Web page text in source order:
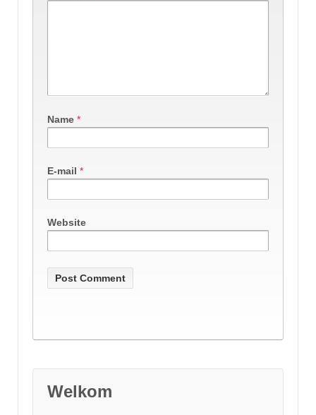
Name *
E-mail *
Website
Welkom